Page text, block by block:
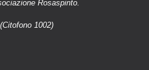
Rosaspinto.
1002)